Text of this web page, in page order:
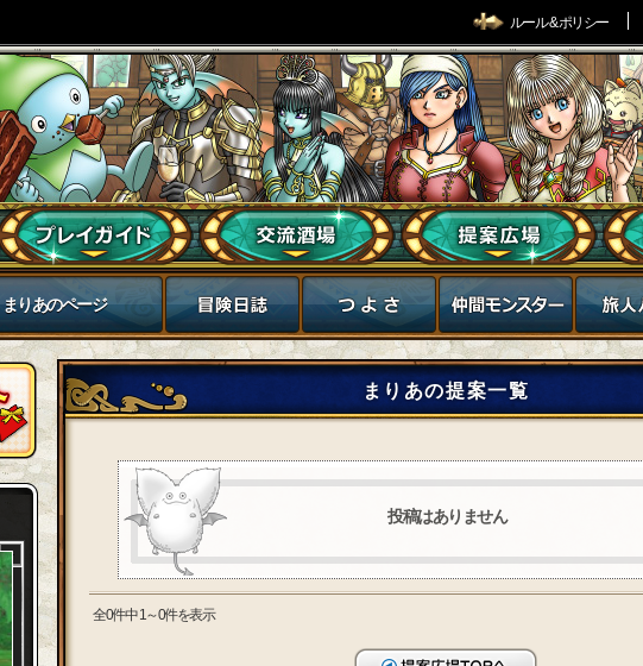
ルール & ポリシー
まりあのページ
まりあの提案一覧
投稿はありません
全0件中 1～0件を表示